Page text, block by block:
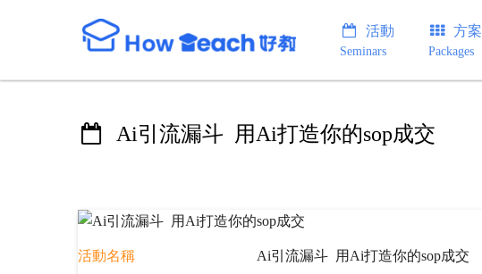
活動
Seminars
方案
Packages
Ai引流漏斗 用Ai打造你的sop成交
活動名稱 Ai引流漏斗 用Ai打造你的sop成交